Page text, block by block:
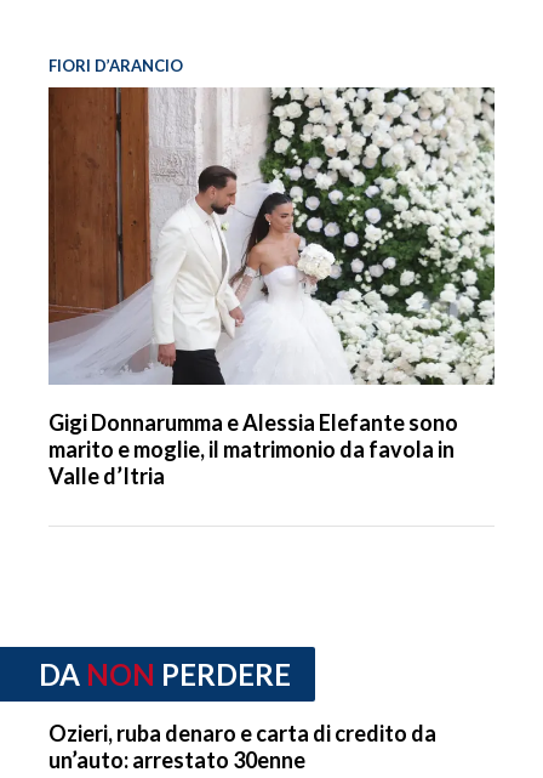
FIORI D’ARANCIO
Gigi Donnarumma e Alessia Elefante sono
marito e moglie, il matrimonio da favola in
Valle d’Itria
DA NON PERDERE
Ozieri, ruba denaro e carta di credito da
un’auto: arrestato 30enne